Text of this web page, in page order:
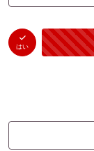
はい